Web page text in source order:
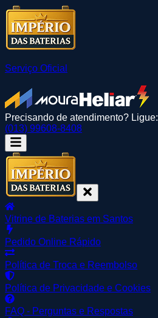
Serviço Oficial
Precisando de atendimento? Ligue:
(013) 99608-8408
Vitrine de Baterias em Santos
Pedido Online Rápido
Política de Troca e Reembolso
Política de Privacidade e Cookies
FAQ - Perguntas e Respostas